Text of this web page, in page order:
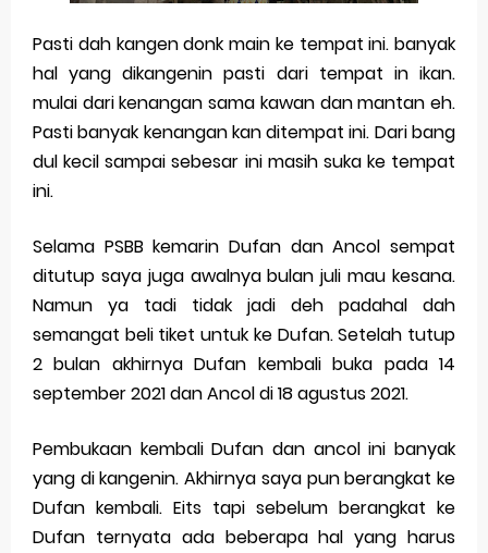
Review Vivo V70: Smartphone Stylish dengan
Performa Seimbang di Kelasnya
Merek Dagang dan Pertumbuhan Usaha
Merek Dagang dalam Perusahaan Besar
Merek Dagang dan Investasi
Dampak Merek Dagang pada Persaingan
Trademark as a Business Asset
Global Trademark Protection System
Brand Adaptation Across Different Countries
Vivo v70 series: mid-range rasa flagship dengan
Pasti dah kangen donk main ke tempat ini. banyak
hal yang dikangenin pasti dari tempat in ikan.
mulai dari kenangan sama kawan dan mantan eh.
Pasti banyak kenangan kan ditempat ini. Dari bang
dul kecil sampai sebesar ini masih suka ke tempat
ini.
Selama PSBB kemarin Dufan dan Ancol sempat
ditutup saya juga awalnya bulan juli mau kesana.
Namun ya tadi tidak jadi deh padahal dah
semangat beli tiket untuk ke Dufan. Setelah tutup
2 bulan akhirnya Dufan kembali buka pada 14
september 2021 dan Ancol di 18 agustus 2021.
Pembukaan kembali Dufan dan ancol ini banyak
yang di kangenin. Akhirnya saya pun berangkat ke
Dufan kembali. Eits tapi sebelum berangkat ke
Dufan ternyata ada beberapa hal yang harus